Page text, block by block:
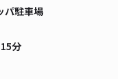
パ駐車場
分